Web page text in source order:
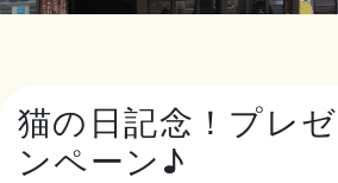
猫の日記念！プレ
ンペーン♪